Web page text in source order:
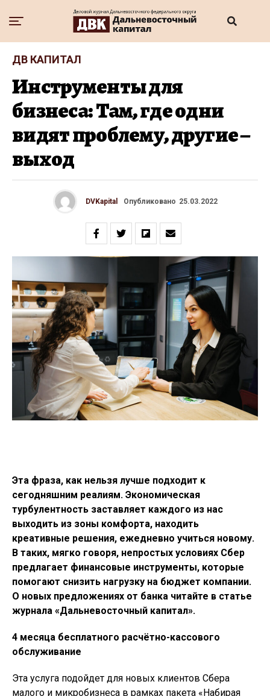
ДВ КАПИТАЛ
Инструменты для
бизнеса: Там, где одни
видят проблему, другие –
выход
DVKapital Опубликовано 25.03.2022
Эта фраза, как нельзя лучше подходит к
сегодняшним реалиям. Экономическая
турбулентность заставляет каждого из нас
выходить из зоны комфорта, находить
креативные решения, ежедневно учиться новому.
В таких, мягко говоря, непростых условиях Сбер
предлагает финансовые инструменты, которые
помогают снизить нагрузку на бюджет компании.
О новых предложениях от банка читайте в статье
журнала «Дальневосточный капитал».
4 месяца бесплатного расчётно-кассового
обслуживание
Эта услуга подойдет для новых клиентов Сбера
малого и микробизнеса в рамках пакета «Набирая